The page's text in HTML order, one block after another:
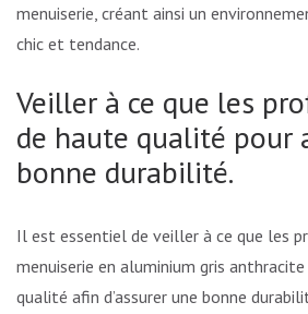
menuiserie, créant ainsi un
chic et tendance.
Veiller à ce que les
de haute qualité pour
bonne durabilité.
Il est essentiel de veiller à ce que les
menuiserie en aluminium gris
qualité afin d’assurer une bonne